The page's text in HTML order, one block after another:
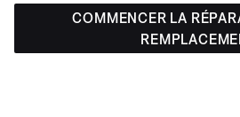
COMMENCER LA